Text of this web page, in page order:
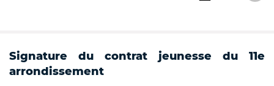
Signature du contrat jeunesse du 11e
arrondissement